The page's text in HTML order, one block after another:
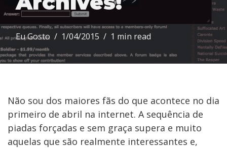
Eu Gosto 1/04/2015 1 min read
Não sou dos maiores fãs do que acontece no dia
primeiro de abril na internet. A sequência de
piadas forçadas e sem graça supera e muito
aquelas que são realmente interessantes e,